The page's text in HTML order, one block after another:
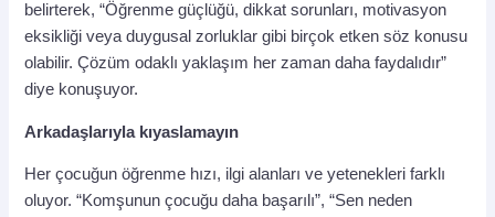
belirterek, “Öğrenme güçlüğü, dikkat sorunları, motivasyon
eksikliği veya duygusal zorluklar gibi birçok etken söz konusu
olabilir. Çözüm odaklı yaklaşım her zaman daha faydalıdır”
diye konuşuyor.
Arkadaşlarıyla kıyaslamayın
Her çocuğun öğrenme hızı, ilgi alanları ve yetenekleri farklı
oluyor. “Komşunun çocuğu daha başarılı”, “Sen neden